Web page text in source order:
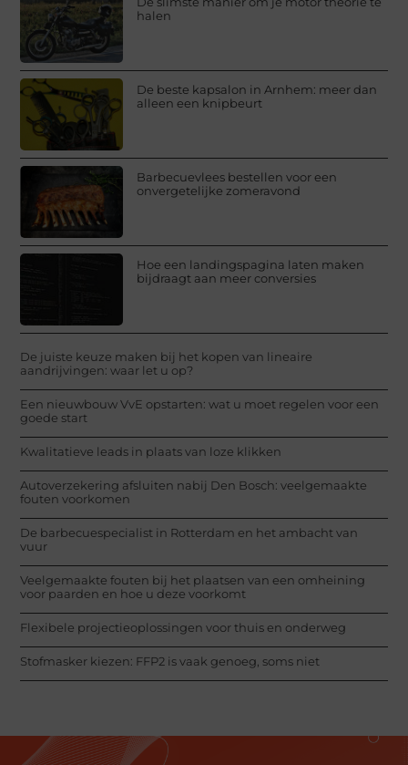
halen
De beste kapsalon in Arnhem: meer dan
alleen een knipbeurt
Barbecuevlees bestellen voor een
onvergetelijke zomeravond
Hoe een landingspagina laten maken
bijdraagt aan meer conversies
De juiste keuze maken bij het kopen van lineaire
aandrijvingen: waar let u op?
Een nieuwbouw VvE opstarten: wat u moet regelen voor een
goede start
Kwalitatieve leads in plaats van loze klikken
Autoverzekering afsluiten nabij Den Bosch: veelgemaakte
fouten voorkomen
De barbecuespecialist in Rotterdam en het ambacht van
vuur
Veelgemaakte fouten bij het plaatsen van een omheining
voor paarden en hoe u deze voorkomt
Flexibele projectieoplossingen voor thuis en onderweg
Stofmasker kiezen: FFP2 is vaak genoeg, soms niet